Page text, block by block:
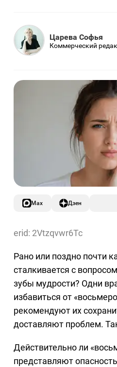
Царева Софья
Коммерческий
Max Дзен
erid: 2Vtzqvwr6Tc
Рано или поздно почти
сталкивается с
зубы мудрости? Одни
избавиться от
рекомендуют их
доставляют проблем.
Действительно ли
представляют